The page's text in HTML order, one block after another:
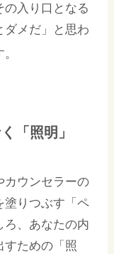
の入り口となる
ダメだ」と思わ
「照明」
カウンセラーの
塗りつぶす「ペ
ろ、あなたの内
すための「照